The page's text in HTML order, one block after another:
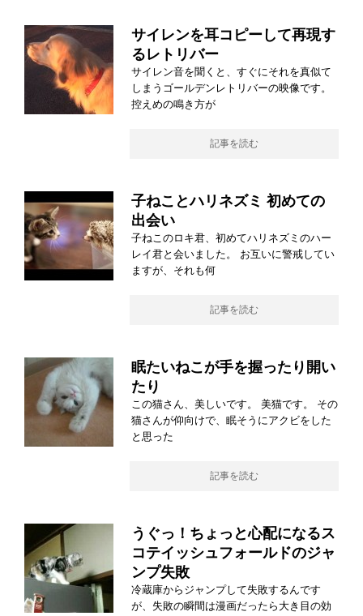
サイレンを耳コピーして再現す
るレトリバー
サイレン音を聞くと、すぐにそれを真似て
しまうゴールデンレトリバーの映像です。
控えめの鳴き方が
記事を読む
子ねことハリネズミ 初めての
出会い
子ねこのロキ君、初めてハリネズミのハー
レイ君と会いました。 お互いに警戒してい
ますが、それも何
記事を読む
眠たいねこが手を握ったり開い
たり
この猫さん、美しいです。 美猫です。 その
猫さんが仰向けで、眠そうにアクビをした
と思った
記事を読む
うぐっ！ちょっと心配になるス
コテイッシュフォールドのジャ
ンプ失敗
冷蔵庫からジャンプして失敗するんです
が、失敗の瞬間は漫画だったら大き目の効